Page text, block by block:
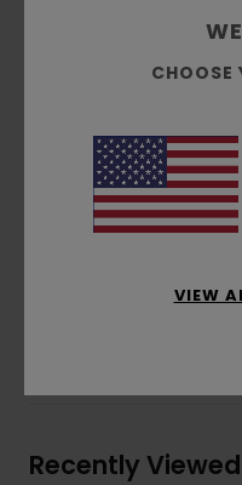
Relaxed Fit
Geborstelde
Logoborduursel
Label opzij
Samenstelling
Recently Viewed
CHOOSE
VIEW